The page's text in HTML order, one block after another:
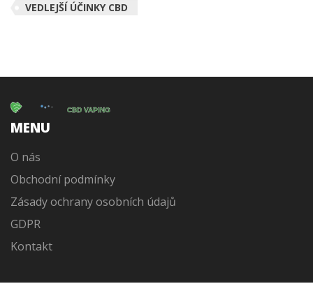
VEDLEJŠÍ ÚČINKY CBD
MENU
O nás
Obchodní podmínky
Zásady ochrany osobních údajů
GDPR
Kontakt